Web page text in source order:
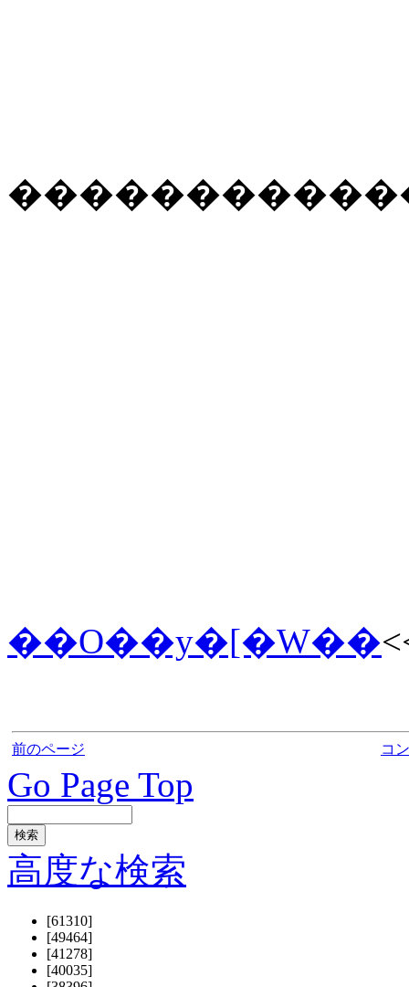
��O��y�[�W��
前のページ コ
Go Page Top
高度な検索
[61310]
[49464]
[41278]
[40035]